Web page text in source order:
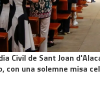
Civil de Sant Joan
con una solemne misa